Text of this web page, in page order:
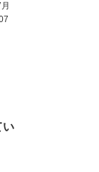
い